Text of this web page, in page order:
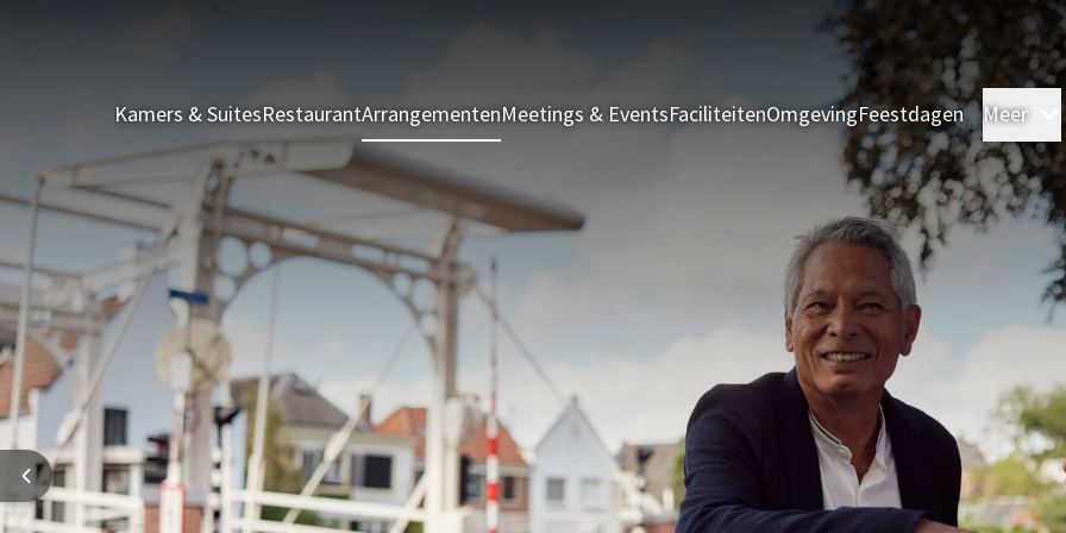
Kamers & SuitesRestaurantArrangementenMeetings & EventsFaciliteitenOmgevingFeestdagen Meer